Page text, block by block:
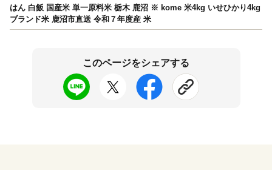
はん 白飯 国産米 単一原料米 栃木 鹿沼 ※ kome 米4kg いせひかり4kg
ブランド米 鹿沼市直送 令和７年度産 米
このページをシェアする